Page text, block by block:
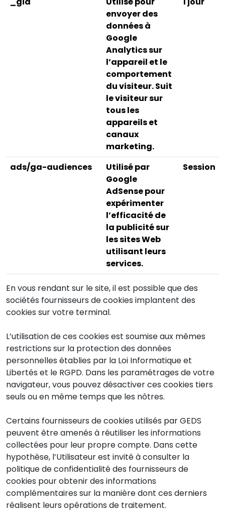
envoyer des
données à
Google
Analytics sur
l’appareil et le
comportement
du visiteur. Suit
le visiteur sur
tous les
appareils et
canaux
marketing.
ads/ga-audiences
Utilisé par
Google
AdSense pour
expérimenter
l’efficacité de
la publicité sur
les sites Web
utilisant leurs
services.
Session
En vous rendant sur le site, il est possible que des
sociétés fournisseurs de cookies implantent des
cookies sur votre terminal.
L’utilisation de ces cookies est soumise aux mêmes
restrictions sur la protection des données
personnelles établies par la Loi Informatique et
Libertés et le RGPD. Dans les paramétrages de votre
navigateur, vous pouvez désactiver ces cookies tiers
seuls ou en même temps que les nôtres.
Certains fournisseurs de cookies utilisés par GEDS
peuvent être amenés à réutiliser les informations
collectées pour leur propre compte. Dans cette
hypothèse, l’Utilisateur est invité à consulter la
politique de confidentialité des fournisseurs de
cookies pour obtenir des informations
complémentaires sur la manière dont ces derniers
réalisent leurs opérations de traitement.